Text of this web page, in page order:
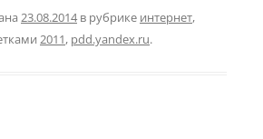
23.08.2014в рубрике интернет,
2011, pdd.yandex.ru.